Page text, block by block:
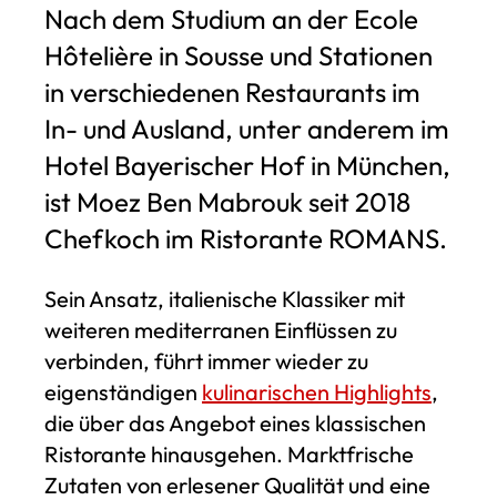
Nach dem Studium an der Ecole
Hôtelière in Sousse und Stationen
in verschiedenen Restaurants im
In- und Ausland, unter anderem im
Hotel Bayerischer Hof in München,
ist Moez Ben Mabrouk seit 2018
Chefkoch im Ristorante ROMANS.
Sein Ansatz, italienische Klassiker mit
weiteren mediterranen Einflüssen zu
verbinden, führt immer wieder zu
eigenständigen kulinarischen Highlights,
die über das Angebot eines klassischen
Ristorante hinausgehen. Marktfrische
Zutaten von erlesener Qualität und eine